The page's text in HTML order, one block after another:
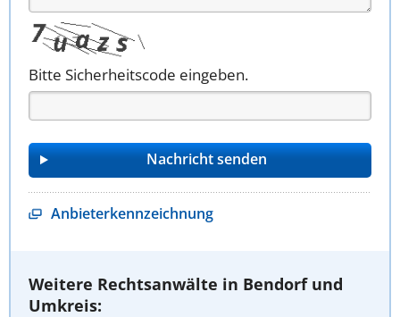
Bitte Sicherheitscode eingeben.
Anbieterkennzeichnung
Weitere Rechtsanwälte in Bendorf und
Umkreis: